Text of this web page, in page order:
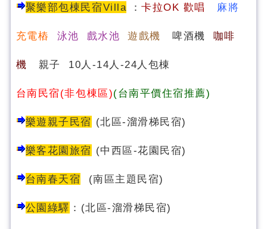
聚樂部包棟民宿Villa ：卡拉OK 歡唱 麻將
充電樁 泳池 戲水池 遊戲機 啤酒機 咖啡
機 親子 10人-14人-24人包棟
台南民宿(非包棟區)(台南平價住宿推薦)
樂遊親子民宿 (北區-溜滑梯民宿)
樂客花園旅宿 (中西區-花園民宿)
台南春天宿 (南區主題民宿)
公園綠驛 ： (北區-溜滑梯民宿)